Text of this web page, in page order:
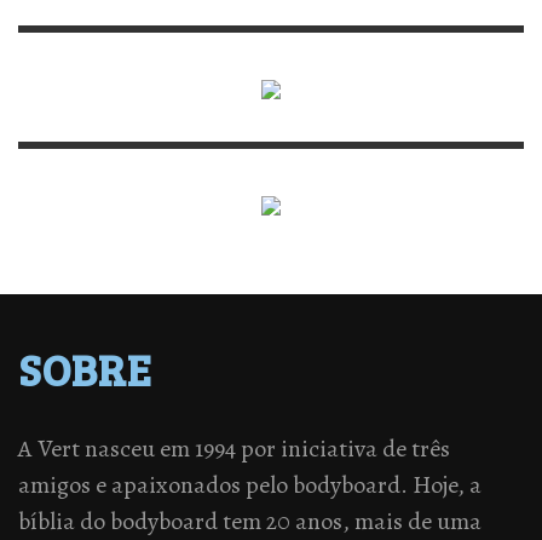
SOBRE
A Vert nasceu em 1994 por iniciativa de três
amigos e apaixonados pelo bodyboard. Hoje, a
bíblia do bodyboard tem 20 anos, mais de uma